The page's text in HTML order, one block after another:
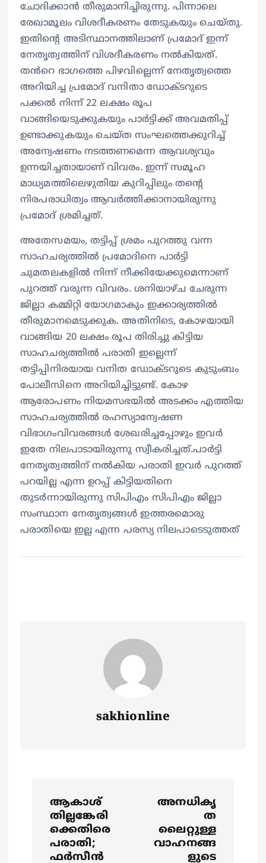
ചോദിക്കാൻ തീരുമാനിച്ചിരുന്നു. പിന്നാലെ
രേഖാമൂലം വിശദീകരണം തേടുകയും ചെയ്തു.
ഇതിന്‍റെ അടിസ്ഥാനത്തിലാണ് പ്രമോദ് ഇന്ന്
നേതൃത്വത്തിന് വിശദീകരണം നൽകിയത്.
തൻറെ ഭാഗത്തെ പിഴവില്ലെന്ന് നേതൃത്വത്തെ
അറിയിച്ച പ്രമോദ് വനിതാ ഡോക്ടറുടെ
പക്കൽ നിന്ന് 22 ലക്ഷം രൂപ
വാങ്ങിയെടുക്കുകയും പാര്‍ട്ടിക്ക് അവമതിപ്പ്
ഉണ്ടാക്കുകയും ചെയ്ത സംഘത്തെക്കുറിച്ച്
അന്വേഷണം നടത്തണമെന്ന ആവശ്യവും
ഉന്നയിച്ചതായാണ് വിവരം. ഇന്ന് സമൂഹ
മാധ്യമത്തിലെഴുതിയ കുറിപ്പിലും തന്‍റെ
നിരപരാധിത്വം ആവര്‍ത്തിക്കാനായിരുന്നു
പ്രമോദ് ശ്രമിച്ചത്.
അതേസമയം, തട്ടിപ്പ് ശ്രമം പുറത്തു വന്ന
സാഹചര്യത്തില്‍ പ്രമോദിനെ പാര്‍ട്ടി
ചുമതലകളില്‍ നിന്ന് നീക്കിയേക്കുമെന്നാണ്
പുറത്ത് വരുന്ന വിവരം. ശനിയാഴ്ച ചേരുന്ന
ജില്ലാ കമ്മിറ്റി യോഗമാകും ഇക്കാര്യത്തില്‍
തീരുമാനമെടുക്കുക. അതിനിടെ, കോഴയായി
വാങ്ങിയ 20 ലക്ഷം രൂപ തിരിച്ചു കിട്ടിയ
സാഹചര്യത്തിൽ പരാതി ഇല്ലെന്ന്
തട്ടിപ്പിനിരയായ വനിത ഡോക്ടറുടെ കുടുംബം
പോലീസിനെ അറിയിച്ചിട്ടുണ്ട്. കോഴ
ആരോപണം നിയമസഭയിൽ അടക്കം എത്തിയ
സാഹചര്യത്തിൽ രഹസ്യാന്വേഷണ
വിഭാഗംവിവരങ്ങൾ ശേഖരിച്ചപ്പോഴും ഇവർ
ഇതേ നിലപാടായിരുന്നു സ്വീകരിച്ചത്.പാർട്ടി
നേതൃത്വത്തിന് നൽകിയ പരാതി ഇവർ പുറത്ത്
പറയില്ല എന്ന ഉറപ്പ് കിട്ടിയതിനെ
തുടർന്നായിരുന്നു സിപിഎം സിപിഎം ജില്ലാ
സംസ്ഥാന നേതൃത്വങ്ങള്‍ ഇത്തരമൊരു
പരാതിയെ ഇല്ല എന്ന പരസ്യ നിലപാടെടുത്തത്
sakhionline
ആകാശ്
തില്ലങ്കേരി
ക്കെതിരെ
പരാതി;
ഫർസീൻ
അനധികൃ
ത
ലൈറ്റുള്ള
വാഹനങ്ങ
ളുടെ